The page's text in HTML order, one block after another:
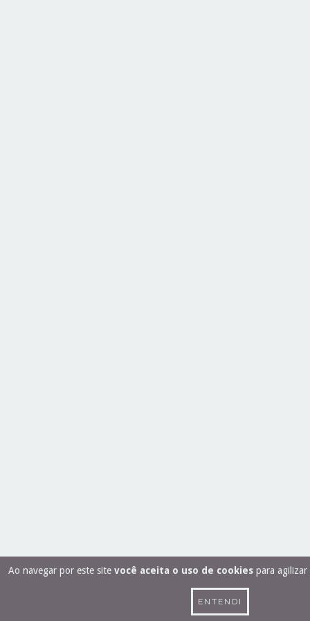
Ao navegar por este site você aceita o uso de cookiespara agilizar
ENTENDI